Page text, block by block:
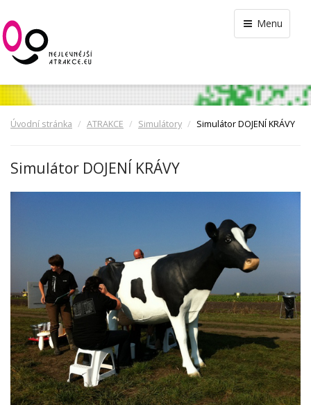
Menu
Úvodní stránka ATRAKCE Simulátory Simulátor DOJENÍ KRÁVY
Simulátor DOJENÍ KRÁVY